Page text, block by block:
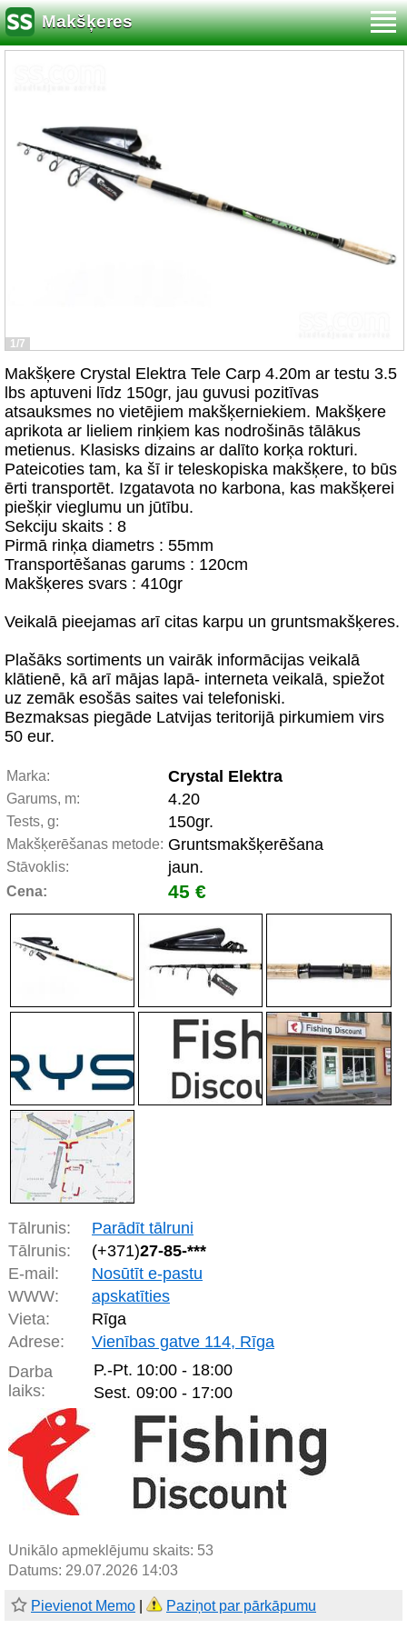
Makšķeres
1/7
Makšķere Crystal Elektra Tele Carp 4.20m ar testu 3.5
lbs aptuveni līdz 150gr, jau guvusi pozitīvas
atsauksmes no vietējiem makšķerniekiem. Makšķere
aprikota ar lieliem rinķiem kas nodrošinās tālākus
metienus. Klasisks dizains ar dalīto korķa rokturi.
Pateicoties tam, ka šī ir teleskopiska makšķere, to būs
ērti transportēt. Izgatavota no karbona, kas makšķerei
piešķir vieglumu un jūtību.
Sekciju skaits : 8
Pirmā rinķa diametrs : 55mm
Transportēšanas garums : 120cm
Makšķeres svars : 410gr
Veikalā pieejamas arī citas karpu un gruntsmakšķeres.
Plašāks sortiments un vairāk informācijas veikalā
klātienē, kā arī mājas lapā- interneta veikalā, spiežot
uz zemāk esošās saites vai telefoniski.
Bezmaksas piegāde Latvijas teritorijā pirkumiem virs
50 eur.
Marka: Crystal Elektra
Garums, m: 4.20
Tests, g: 150gr.
Makšķerēšanas metode: Gruntsmakšķerēšana
Stāvoklis: jaun.
Cena: 45 €
Tālrunis:
Parādīt tālruni
Tālrunis:
(+371)27-85-***
E-mail:
Nosūtīt e-pastu
WWW:
apskatīties
Vieta:
Rīga
Adrese:
Vienības gatve 114, Rīga
Darba
laiks:
P.-Pt. 10:00 - 18:00
Sest. 09:00 - 17:00
Unikālo apmeklējumu skaits: 53
Datums: 29.07.2026 14:03
Pievienot Memo Paziņot par pārkāpumu